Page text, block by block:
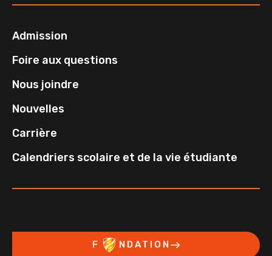
Admission
Foire aux questions
Nous joindre
Nouvelles
Carrière
Calendriers scolaire et de la vie étudiante
F NDATION